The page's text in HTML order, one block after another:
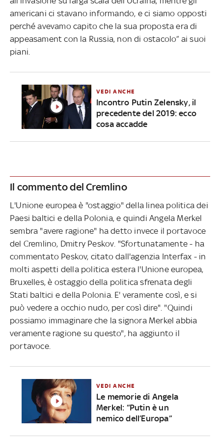
americani ci stavano informando, e ci siamo opposti
perché avevamo capito che la sua proposta era di
appeasament con la Russia, non di ostacolo” ai suoi
piani.
VEDI ANCHE
Incontro Putin Zelensky, il
precedente del 2019: ecco
cosa accadde
Il commento del Cremlino
L'Unione europea è "ostaggio" della linea politica dei
Paesi baltici e della Polonia, e quindi Angela Merkel
sembra "avere ragione" ha detto invece il portavoce
del Cremlino, Dmitry Peskov. "Sfortunatamente - ha
commentato Peskov, citato dall'agenzia Interfax - in
molti aspetti della politica estera l'Unione europea,
Bruxelles, è ostaggio della politica sfrenata degli
Stati baltici e della Polonia. E' veramente così, e si
può vedere a occhio nudo, per così dire". "Quindi
possiamo immaginare che la signora Merkel abbia
veramente ragione su questo", ha aggiunto il
portavoce.
VEDI ANCHE
Le memorie di Angela
Merkel: “Putin è un
nemico dell’Europa”